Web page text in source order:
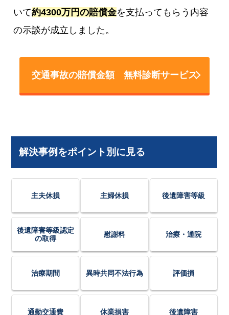
いて約4300万円の賠償金を支払ってもらう内容
の示談が成立しました。
交通事故の賠償金額 無料診断サービス
解決事例をポイント別に見る
主夫休損 主婦休損 後遺障害等級
後遺障害等級認定
の取得
慰謝料 治療・通院
治療期間 異時共同不法行為 評価損
通勤交通費 休業損害 後遺障害